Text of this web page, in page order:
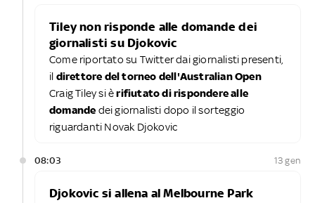
Tiley non risponde alle domande dei
giornalisti su Djokovic
Come riportato su Twitter dai giornalisti presenti,
il direttore del torneo dell'Australian Open
Craig Tiley si èrifiutato di rispondere alle
domande dei giornalisti dopo il sorteggio
riguardanti Novak Djokovic
08:03 13 gen
Djokovic si allena al Melbourne Park